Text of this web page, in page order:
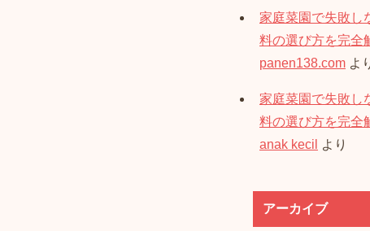
家庭菜園で失敗し
料の選び方を完全
panen138.com よ
家庭菜園で失敗し
料の選び方を完全
anak kecil
より
アーカイブ